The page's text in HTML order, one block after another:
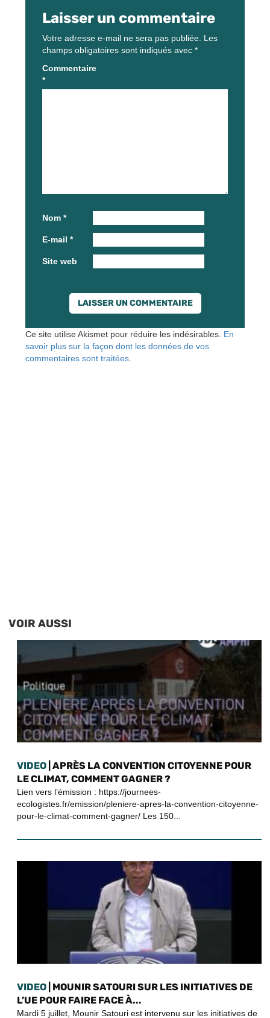
Laisser un commentaire
Votre adresse e-mail ne sera pas publiée. Les
champs obligatoires sont indiqués avec *
Commentaire
*
Nom *
E-mail *
Site web
Ce site utilise Akismet pour réduire les indésirables. En
savoir plus sur la façon dont les données de vos
commentaires sont traitées
VOIR AUSSI
VIDEO | APRÈS LA CONVENTION CITOYENNE POUR
LE CLIMAT, COMMENT GAGNER ?
Lien vers l’émission : https://journees-
ecologistes.fr/emission/pleniere-apres-la-convention-citoyenne-
pour-le-climat-comment-gagner/ Les 150...
VIDEO | MOUNIR SATOURI SUR LES INITIATIVES DE
L’UE POUR FAIRE FACE À...
Mardi 5 juillet, Mounir Satouri est intervenu sur les initiatives de